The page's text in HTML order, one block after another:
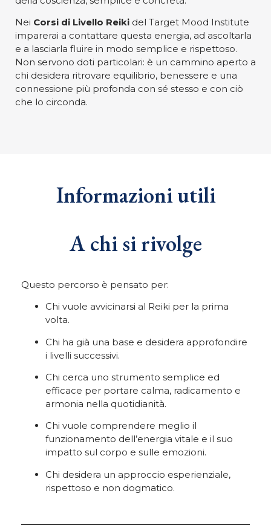
Nei Corsi di Livello Reiki del Target Mood Institute
imparerai a contattare questa energia, ad ascoltarla
e a lasciarla fluire in modo semplice e rispettoso.
Non servono doti particolari: è un cammino aperto a
chi desidera ritrovare equilibrio, benessere e una
connessione più profonda con sé stesso e con ciò
che lo circonda.
Informazioni utili
A chi si rivolge
Questo percorso è pensato per:
Chi vuole avvicinarsi al Reiki per la prima
volta.
Chi ha già una base e desidera approfondire
i livelli successivi.
Chi cerca uno strumento semplice ed
efficace per portare calma, radicamento e
armonia nella quotidianità.
Chi vuole comprendere meglio il
funzionamento dell’energia vitale e il suo
impatto sul corpo e sulle emozioni.
Chi desidera un approccio esperienziale,
rispettoso e non dogmatico.